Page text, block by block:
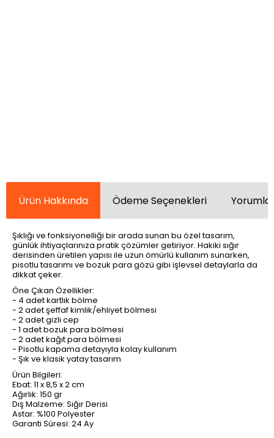
Ürün Hakkında Ödeme Seçenekleri
Şıklığı ve fonksiyonelliği bir arada sunan bu özel tasarım,
günlük ihtiyaçlarınıza pratik çözümler getiriyor. Hakiki sığır
derisinden üretilen yapısı ile uzun ömürlü kullanım sunarken,
pisotlu tasarımı ve bozuk para gözü gibi işlevsel detaylarla da
dikkat çeker.
Öne Çıkan Özellikler:
- 4 adet kartlık bölme
- 2 adet şeffaf kimlik/ehliyet bölmesi
- 2 adet gizli cep
- 1 adet bozuk para bölmesi
- 2 adet kağıt para bölmesi
- Pisotlu kapama detayıyla kolay kullanım
- Şık ve klasik yatay tasarım
Ürün Bilgileri:
Ebat: 11 x 8,5 x 2 cm
Ağırlık: 150 gr
Dış Malzeme: Sığır Derisi
Astar: %100 Polyester
Garanti Süresi: 24 Ay